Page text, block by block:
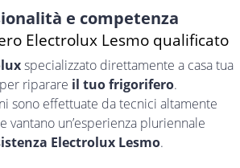
e competenza
Electrolux Lesmo qualificato
specializzato direttamente a casa tua
riparare il tuo frigorifero.
sono effettuate da tecnici altamente
vantano un’esperienza pluriennale
Electrolux Lesmo.